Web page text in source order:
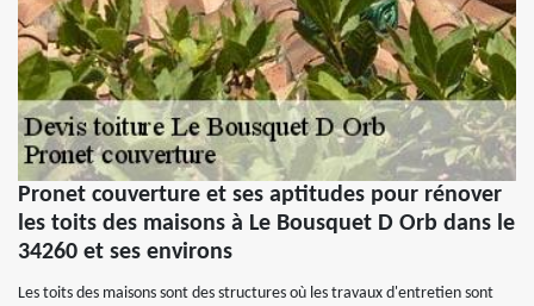
Pronet couverture et ses aptitudes pour rénover
les toits des maisons à Le Bousquet D Orb dans le
34260 et ses environs
Les toits des maisons sont des structures où les travaux d'entretien sont